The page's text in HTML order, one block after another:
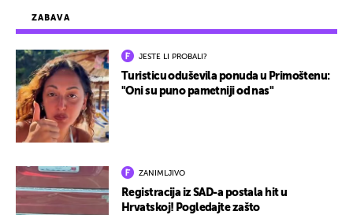
ZABAVA
JESTE LI PROBALI?
Turisticu oduševila ponuda u Primoštenu:
"Oni su puno pametniji od nas"
ZANIMLJIVO
Registracija iz SAD-a postala hit u
Hrvatskoj! Pogledajte zašto